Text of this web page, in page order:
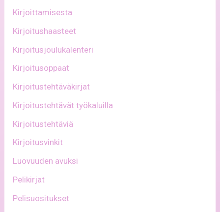
Kirjoittamisesta
Kirjoitushaasteet
Kirjoitusjoulukalenteri
Kirjoitusoppaat
Kirjoitustehtäväkirjat
Kirjoitustehtävät työkaluilla
Kirjoitustehtäviä
Kirjoitusvinkit
Luovuuden avuksi
Pelikirjat
Pelisuositukset